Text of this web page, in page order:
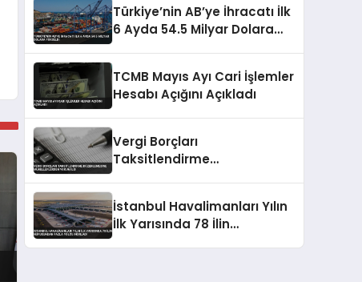
Türkiye’nin AB’ye İhracatı İlk
6 Ayda 54.5 Milyar Dolara
TCMB Mayıs Ayı Cari İşlemler
Hesabı Açığını Açıkladı
Vergi Borçları
Taksitlendirme
İstanbul Havalimanları Yılın
İlk Yarısında 78 İlin